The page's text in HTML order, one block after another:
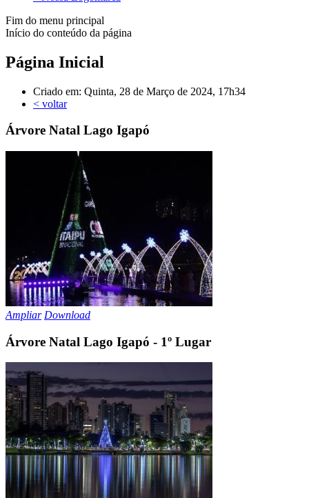
Fim do menu principal
Início do conteúdo da página
Página Inicial
Criado em: Quinta, 28 de Março de 2024, 17h34
< voltar
Árvore Natal Lago Igapó
Ampliar Download
Árvore Natal Lago Igapó - 1º Lugar